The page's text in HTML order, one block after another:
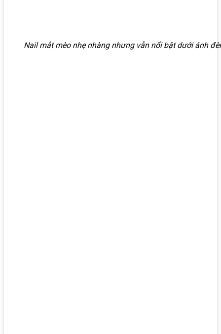
Nail mắt mèo nhẹ nhàng nhưng vẫn nổi bật dưới ánh